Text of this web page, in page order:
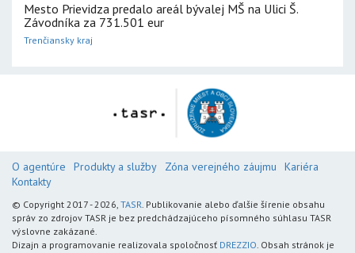
Mesto Prievidza predalo areál bývalej MŠ na Ulici Š.
Závodníka za 731.501 eur
Trenčiansky kraj
O agentúre Produkty a služby Zóna verejného záujmu
Kariéra
Kontakty
© Copyright 2017 - 2026, TASR. Publikovanie alebo ďalšie šírenie obsahu
správ zo zdrojov TASR je bez predchádzajúceho písomného súhlasu TASR
výslovne zakázané.
Dizajn a programovanie realizovala spoločnosť DREZZIO. Obsah stránok je